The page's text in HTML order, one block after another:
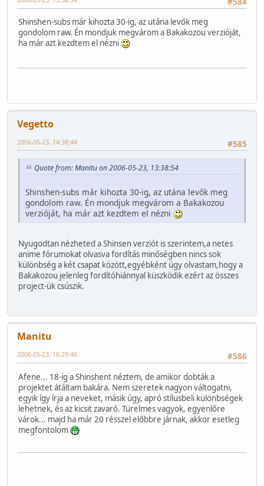
Shinshen-subs már kihozta 30-ig, az utána levők meg
gondolom raw. Én mondjuk megvárom a Bakakozou verzióját,
ha már azt kezdtem el nézni
Vegetto
#585
2006-05-23, 14:38:44
Quote from: Manitu on 2006-05-23, 13:38:54
Shinshen-subs már kihozta 30-ig, az utána levők meg
gondolom raw. Én mondjuk megvárom a Bakakozou
verzióját, ha már azt kezdtem el nézni
Nyugodtan nézheted a Shinsen verziót is szerintem,a netes
anime fórumokat olvasva fordítás minőségben nincs sok
különbség a két csapat között,egyébként úgy olvastam,hogy a
Bakakozou jelenleg fordítóhiánnyal küszködik ezért az összes
project-ük csúszik.
Manitu
#586
2006-05-23, 16:29:46
Afene... 18-ig a Shinshent néztem, de amikor dobták a
projektet átáltam bakára. Nem szeretek nagyon váltogatni,
egyik így írja a neveket, másik úgy, apró stílusbeli különbségek
lehetnek, és az kicsit zavaró. Türelmes vagyok, egyenlőre
várok... majd ha már 20 résszel előbbre járnak, akkor esetleg
megfontolom